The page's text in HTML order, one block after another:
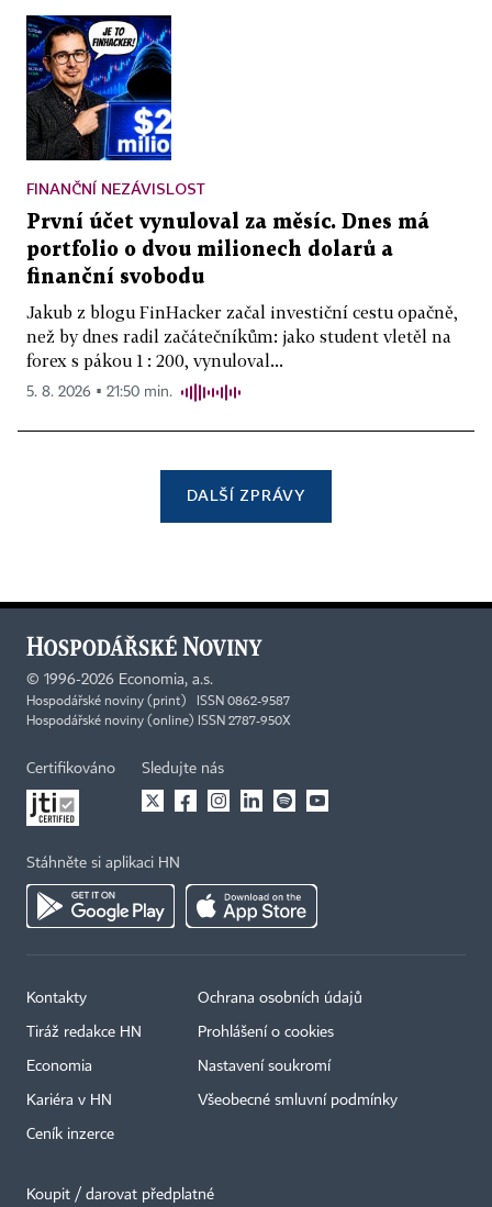
FINANČNÍ NEZÁVISLOST
První účet vynuloval za měsíc. Dnes má
portfolio o dvou milionech dolarů a
finanční svobodu
Jakub z blogu FinHacker začal investiční cestu opačně,
než by dnes radil začátečníkům: jako student vletěl na
forex s pákou 1 : 200, vynuloval...
5. 8. 2026 ▪ 21:50 min.
DALŠÍ ZPRÁVY
© 1996-2026 Economia, a.s.
Hospodářské noviny (print) ISSN 0862-9587
Hospodářské noviny (online) ISSN 2787-950X
Certifikováno Sledujte nás
Stáhněte si aplikaci HN
Kontakty
Tiráž redakce HN
Economia
Kariéra v HN
Ceník inzerce
Ochrana osobních údajů
Prohlášení o cookies
Nastavení soukromí
Všeobecné smluvní podmínky
Koupit / darovat předplatné